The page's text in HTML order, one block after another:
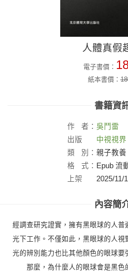
人體真假
電子書價：
紙本書價：
書籍資
作 者： 吳鬥雷
出版
社：
中視視界
類
別： 親子教養
格
式： Epub 流
上架
2025/11/
內容簡
經調查研究證實，擁有黑眼球的人普
光下工作。不僅如此，黑眼球的人視
光的辨別能力也比其他顏色的眼球要
那麼，為什麼人的眼球會是黑色